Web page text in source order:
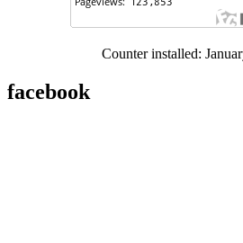
Counter installed:
facebook